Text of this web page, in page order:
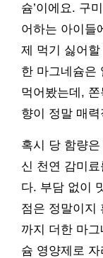
슘’이에요. 구
어하는 아이들
제 먹기 싫어
한 마그네슘은
먹어봤는데,
향이 정말 매
혹시 당 함량
신 천연 감미
다. 부담 없이
점은 정말이지
까지 더한 마
슘 영양제로